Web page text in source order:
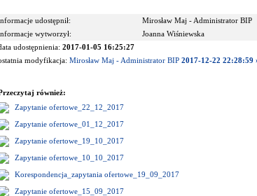
udostępnił:
Mirosław Maj - Administrator BIP
wytworzył:
Joanna Wiśniewska
udostępnienia: 2017-01-05 16:25:27
modyfikacja: Mirosław Maj - Administrator BIP 2017-12-22 22:28:59
również:
Zapytanie ofertowe_22_12_2017
Zapytanie ofertowe_01_12_2017
Zapytanie ofertowe_19_10_2017
Zapytanie ofertowe_10_10_2017
Korespondencja_zapytania ofertowe_19_09_2017
Zapytanie ofertowe_15_09_2017